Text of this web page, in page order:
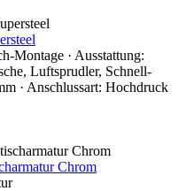
Montage · Ausstattung:
Luftsprudler, Schnell-
· Anschlussart: Hochdruck
Chrom